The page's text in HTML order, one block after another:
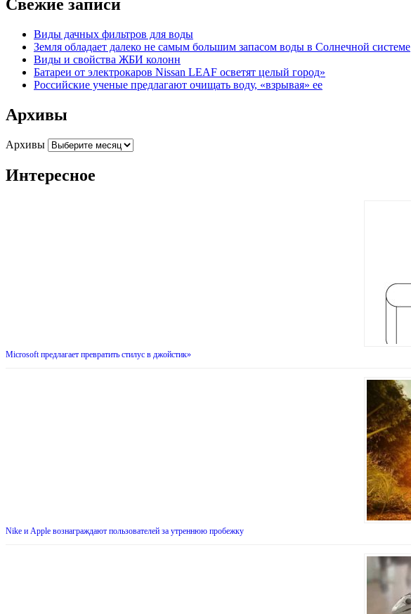
Свежие записи
Виды дачных фильтров для воды
Земля обладает далеко не самым большим запасом воды в Солнечной системе
Виды и свойства ЖБИ колонн
Батареи от электрокаров Nissan LEAF осветят целый город»
Российские ученые предлагают очищать воду, «взрывая» ее
Архивы
Архивы
Интересное
Microsoft предлагает превратить стилус в джойстик»
Nike и Apple вознаграждают пользователей за утреннюю пробежку